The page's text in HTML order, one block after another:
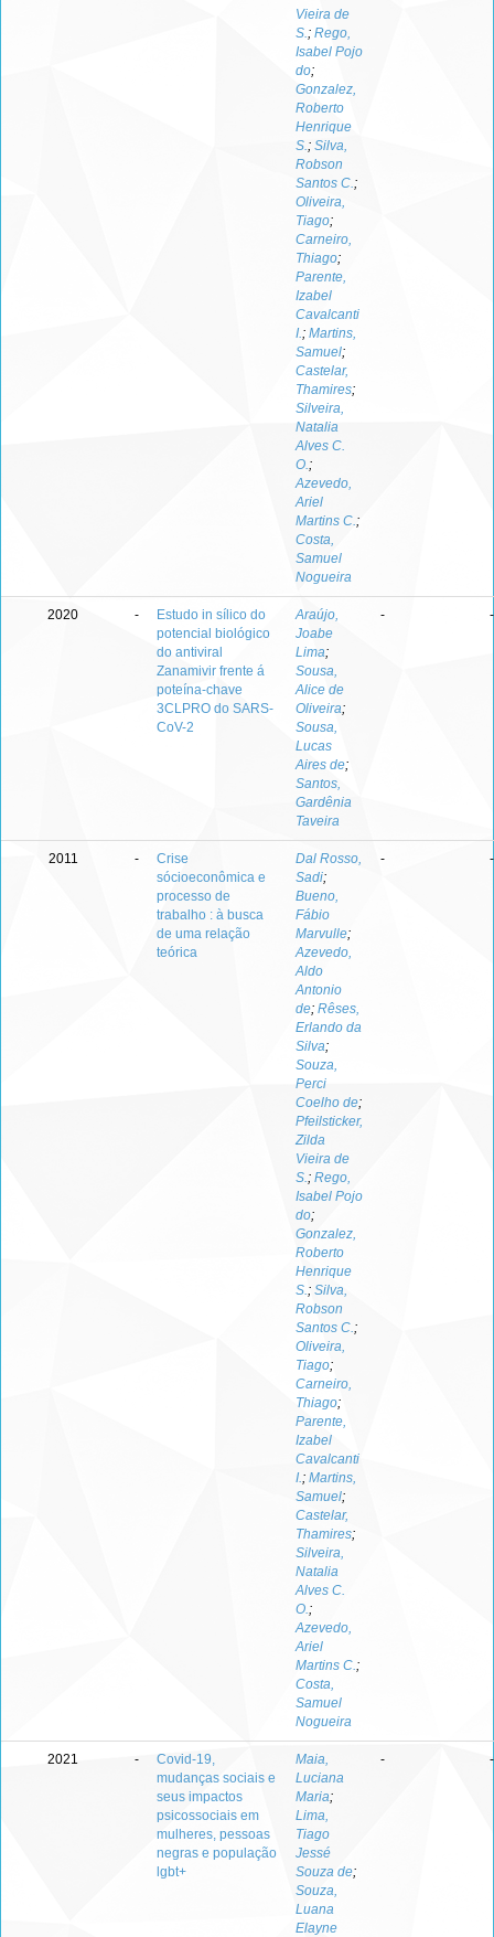
Vieira de
S.; Rego,
Isabel Pojo
do;
Gonzalez,
Roberto
Henrique
S.; Silva,
Robson
Santos C.;
Oliveira,
Tiago;
Carneiro,
Thiago;
Parente,
Izabel
Cavalcanti
I.; Martins,
Samuel;
Castelar,
Thamires;
Silveira,
Natalia
Alves C.
O.;
Azevedo,
Ariel
Martins C.;
Costa,
Samuel
Nogueira
2020 -
Estudo in sílico do
potencial biológico
do antiviral
Zanamivir frente á
poteína-chave
3CLPRO do SARS-
CoV-2
Araújo,
Joabe
Lima;
Sousa,
Alice de
Oliveira;
Sousa,
Lucas
Aires de;
Santos,
Gardênia
Taveira
- -
2011 -
Crise
sócioeconômica e
processo de
trabalho : à busca
de uma relação
teórica
Dal Rosso,
Sadi;
Bueno,
Fábio
Marvulle;
Azevedo,
Aldo
Antonio
de; Rêses,
Erlando da
Silva;
Souza,
Perci
Coelho de;
Pfeilsticker,
Zilda
Vieira de
S.; Rego,
Isabel Pojo
do;
Gonzalez,
Roberto
Henrique
S.; Silva,
Robson
Santos C.;
Oliveira,
Tiago;
Carneiro,
Thiago;
Parente,
Izabel
Cavalcanti
I.; Martins,
Samuel;
Castelar,
Thamires;
Silveira,
Natalia
Alves C.
O.;
Azevedo,
Ariel
Martins C.;
Costa,
Samuel
Nogueira
- -
2021 -
Covid-19,
mudanças sociais e
seus impactos
psicossociais em
mulheres, pessoas
negras e população
lgbt+
Maia,
Luciana
Maria;
Lima,
Tiago
Jessé
Souza de;
Souza,
Luana
Elayne
- -